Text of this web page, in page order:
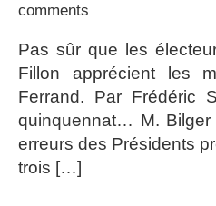
comments
Pas sûr que les
Fillon apprécient les
Ferrand. Par Frédéric
quinquennat… M.
erreurs des Présidents
trois […]